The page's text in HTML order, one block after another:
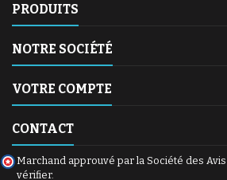
PRODUITS
NOTRE SOCIÉTÉ
VOTRE COMPTE
CONTACT
Marchand approuvé par la Société des Avis
vérifier.